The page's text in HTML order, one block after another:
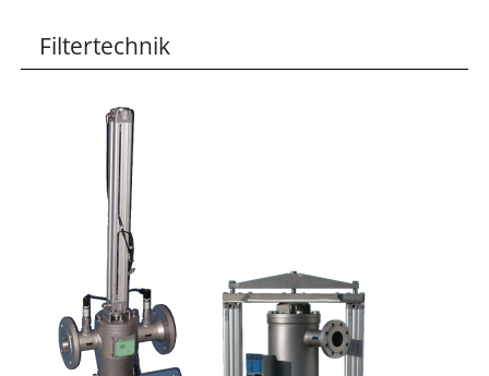
Filtertechnik